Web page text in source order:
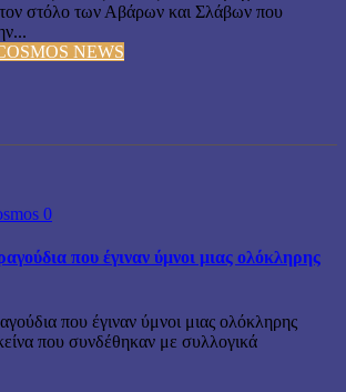
τον στόλο των Αβάρων και Σλάβων που
NEWS
0
που έγιναν ύμνοι μιας ολόκληρης
που έγιναν ύμνοι μιας ολόκληρης
που συνδέθηκαν με συλλογικά